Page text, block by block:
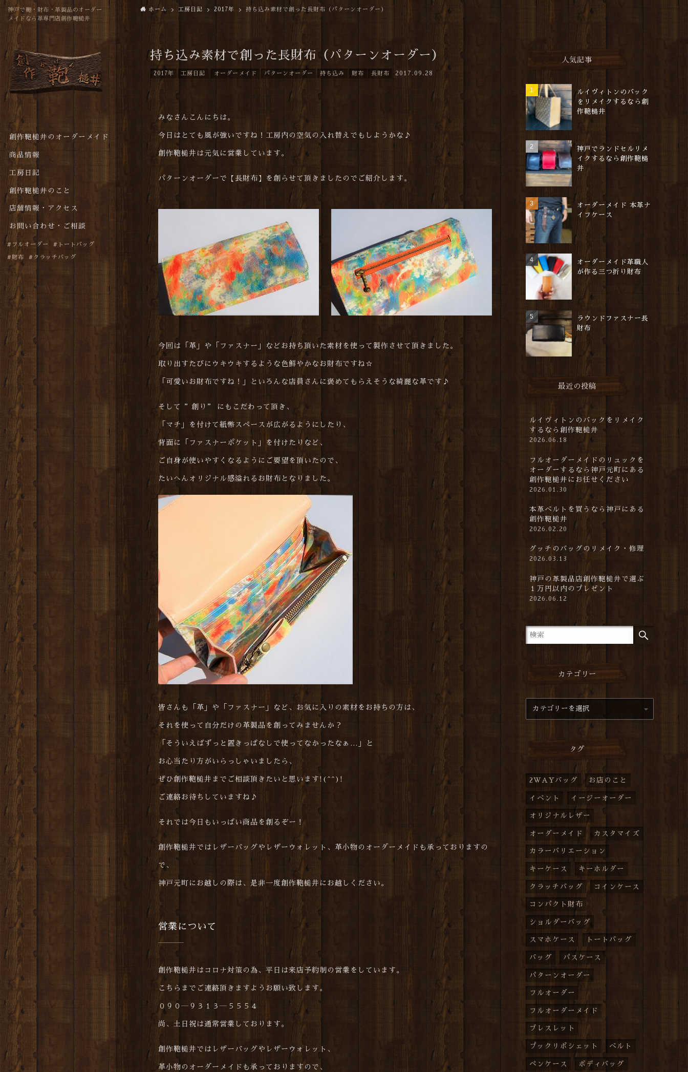
神戸で鞄・財布・革製品のオーダー
メイドなら革専門店創作鞄槌井
創作鞄槌井のオーダーメイド
商品情報
工房日記
創作鞄槌井のこと
店舗情報・アクセス
お問い合わせ・ご相談
フルオーダー トートバッグ
財布 クラッチバッグ
ホーム 工房日記 2017年 持ち込み素材で創った長財布（パターンオーダー）
持ち込み素材で創った長財布（パターンオーダー）
2017年 工房日記 オーダーメイド パターンオーダー 持ち込み 財布 長財布 2017.09.28
みなさんこんにちは。
今日はとても風が強いですね！工房内の空気の入れ替えでもしようかな♪
創作鞄槌井は元気に営業しています。
パターンオーダーで【長財布】を創らせて頂きましたのでご紹介します。
今回は「革」や「ファスナー」などお持ち頂いた素材を使って製作させて頂きました。
取り出すたびにウキウキするような色鮮やかなお財布ですね☆
「可愛いお財布ですね！」といろんな店員さんに褒めてもらえそうな綺麗な革です♪
そして ”創り” にもこだわって頂き、
「マチ」を付けて紙幣スペースが広がるようにしたり、
背面に「ファスナーポケット」を付けたりなど、
ご自身が使いやすくなるようにご要望を頂いたので、
たいへんオリジナル感溢れるお財布となりました。
皆さんも「革」や「ファスナー」など、お気に入りの素材をお持ちの方は、
それを使って自分だけの革製品を創ってみませんか？
「そういえばずっと置きっぱなしで使ってなかったなぁ…」と
お心当たり方がいらっしゃいましたら、
ぜひ創作鞄槌井までご相談頂きたいと思います!(^^)!
ご連絡お待ちしていますね♪
それでは今日もいっぱい商品を創るぞー！
創作鞄槌井ではレザーバッグやレザーウォレット、革小物のオーダーメイドも承っておりますの
で、
神戸元町にお越しの際は、是非一度創作鞄槌井にお越しください。
営業について
創作鞄槌井はコロナ対策の為、平日は来店予約制の営業をしています。
こちらまでご連絡頂きますようお願い致します。
０９０―９３１３―５５５４
尚、土日祝は通常営業しております。
創作鞄槌井ではレザーバッグやレザーウォレット、
革小物のオーダーメイドも承っておりますので、
人気記事
ルイヴィトンのバック
をリメイクするなら創
作鞄槌井
神戸でランドセルリメ
イクするなら創作鞄槌
井
オーダーメイド 本革ナ
イフケース
オーダーメイド革職人
が作る三つ折り財布
ラウンドファスナー長
財布
最近の投稿
ルイヴィトンのバックをリメイク
するなら創作鞄槌井
2026.06.18
フルオーダーメイドのリュックを
オーダーするなら神戸元町にある
創作鞄槌井にお任せください
2026.01.30
本革ベルトを買うなら神戸にある
創作鞄槌井
2026.02.20
グッチのバッグのリメイク・修理
2026.03.13
神戸の革製品店創作鞄槌井で選ぶ
１万円以内のプレゼント
2026.06.12
カテゴリー
タグ
2WAYバッグ お店のこと
イベント イージーオーダー
オリジナルレザー
オーダーメイド カスタマイズ
カラーバリエーション
キーケース キーホルダー
クラッチバッグ コインケース
コンパクト財布
ショルダーバッグ
スマホケース トートバッグ
バッグ パスケース
パターンオーダー
フルオーダー
フルオーダーメイド
ブレスレット
プックリポシェット ベルト
ペンケース ボディバッグ